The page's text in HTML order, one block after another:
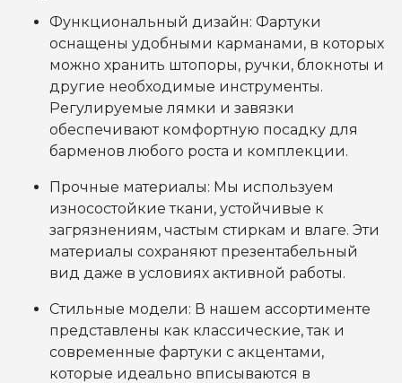
Функциональный дизайн: Фартуки
оснащены удобными карманами, в которых
можно хранить штопоры, ручки, блокноты и
другие необходимые инструменты.
Регулируемые лямки и завязки
обеспечивают комфортную посадку для
барменов любого роста и комплекции.
Прочные материалы: Мы используем
износостойкие ткани, устойчивые к
загрязнениям, частым стиркам и влаге. Эти
материалы сохраняют презентабельный
вид даже в условиях активной работы.
Стильные модели: В нашем ассортименте
представлены как классические, так и
современные фартуки с акцентами,
которые идеально вписываются в